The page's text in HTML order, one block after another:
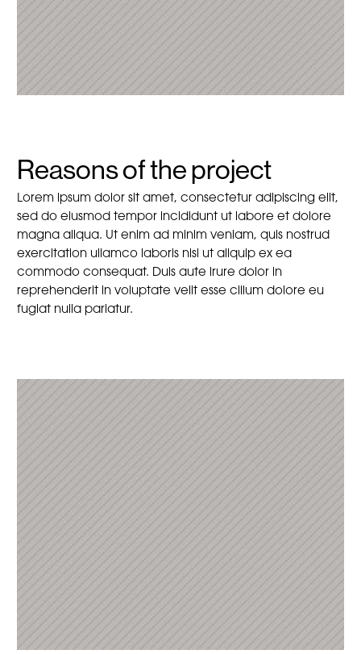
Reasons of the project
Lorem ipsum dolor sit amet, consectetur adipiscing elit,
sed do eiusmod tempor incididunt ut labore et dolore
magna aliqua. Ut enim ad minim veniam, quis nostrud
exercitation ullamco laboris nisi ut aliquip ex ea
commodo consequat. Duis aute irure dolor in
reprehenderit in voluptate velit esse cillum dolore eu
fugiat nulla pariatur.